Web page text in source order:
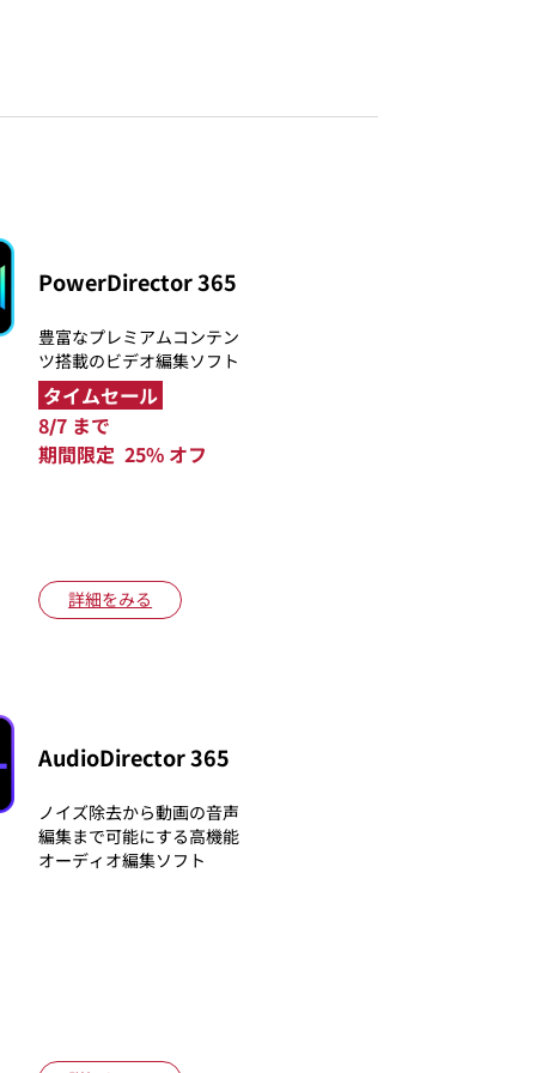
PowerDirector 365
豊富なプレミアムコンテン
ツ搭載のビデオ編集ソフト
タイムセール
8/7 まで
期間限定 25% オフ
詳細をみる
AudioDirector 365
ノイズ除去から動画の音声
編集まで可能にする高機能
オーディオ編集ソフト